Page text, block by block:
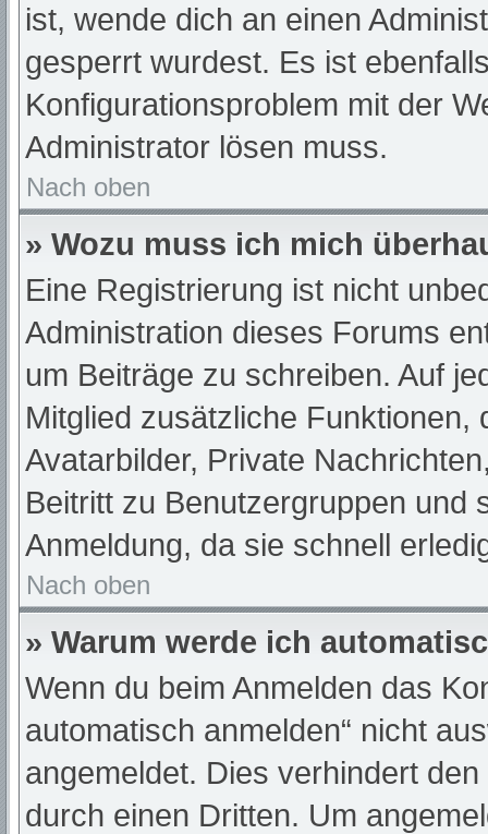
ist, wende dich an einen
gesperrt wurdest. Es ist
Konfigurationsproblem mit der
Administrator lösen muss.
Nach oben
» Wozu muss ich mich
Eine Registrierung ist nicht
Administration dieses Forums
um Beiträge zu schreiben. Auf
Mitglied zusätzliche
Avatarbilder, Private
Beitritt zu Benutzergruppen und
Anmeldung, da sie schnell
Nach oben
» Warum werde ich
Wenn du beim Anmelden das
automatisch anmelden“ nicht
angemeldet. Dies verhindert
durch einen Dritten. Um